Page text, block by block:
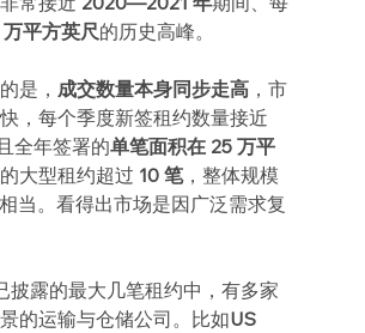
平方英尺的历史高峰。
是， 成交数量本身同步走高，市
，每个季度新签租约数量接近
全年签署的单笔面积在 25 万平
的大型租约超过 10 笔，整体规模
当。看得出市场是因广泛需求复
披露的最大几笔租约中，有多家
的运输与仓储公司。比如US